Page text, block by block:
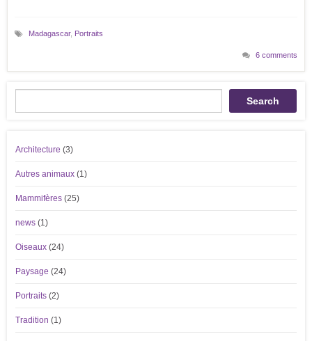
Madagascar, Portraits
6 comments
Search
Architecture (3)
Autres animaux (1)
Mammifères (25)
news (1)
Oiseaux (24)
Paysage (24)
Portraits (2)
Tradition (1)